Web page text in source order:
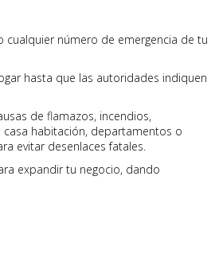
cualquier número de emergencia de tu
hasta que las autoridades indiquen
de flamazos, incendios,
habitación, departamentos o
evitar desenlaces fatales.
expandir tu negocio, dando